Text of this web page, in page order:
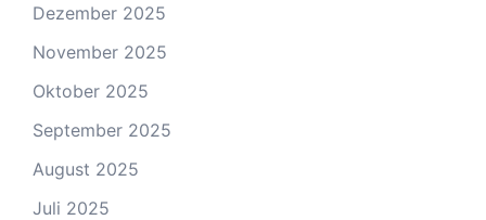
Dezember 2025
November 2025
Oktober 2025
September 2025
August 2025
Juli 2025